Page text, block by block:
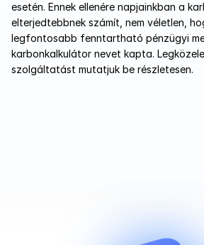
esetén. Ennek ellenére napjainkban a
elterjedtebbnek számít, nem véletlen,
legfontosabb fenntartható pénzügyi
karbonkalkulátor nevet kapta.
szolgáltatást mutatjuk be részletesen.